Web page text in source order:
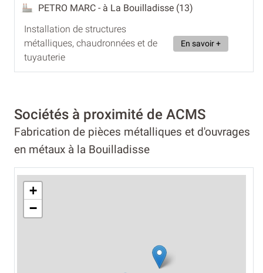
PETRO MARC - à La Bouilladisse (13)
Installation de structures
métalliques, chaudronnées et de
tuyauterie
En savoir +
Sociétés à proximité de ACMS
Fabrication de pièces métalliques et d'ouvrages
en métaux à la Bouilladisse
+
−